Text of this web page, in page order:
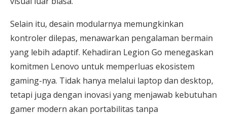
Selain itu, desain modularnya memungkinkan
kontroler dilepas, menawarkan pengalaman bermain
yang lebih adaptif. Kehadiran Legion Go menegaskan
komitmen Lenovo untuk memperluas ekosistem
gaming-nya. Tidak hanya melalui laptop dan desktop,
tetapi juga dengan inovasi yang menjawab kebutuhan
gamer modern akan portabilitas tanpa